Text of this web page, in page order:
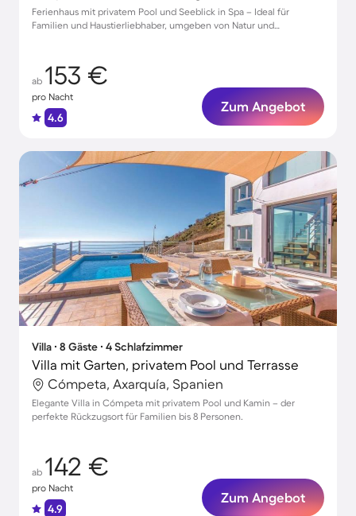
Ferienhaus mit privatem Pool und Seeblick in Spa – Ideal für
Familien und Haustierliebhaber, umgeben von Natur und
ab 153 €
pro Nacht
4.6
Zum Angebot
Villa ∙ 8 Gäste ∙ 4 Schlafzimmer
Villa mit Garten, privatem Pool und Terrasse
Cómpeta, Axarquía, Spanien
Elegante Villa in Cómpeta mit privatem Pool und Kamin – der
perfekte Rückzugsort für Familien bis 8 Personen.
ab 142 €
pro Nacht
4.9
Zum Angebot